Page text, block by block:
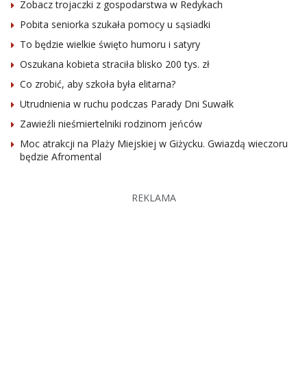
Zobacz trojaczki z gospodarstwa w Redykach
Pobita seniorka szukała pomocy u sąsiadki
To będzie wielkie święto humoru i satyry
Oszukana kobieta straciła blisko 200 tys. zł
Co zrobić, aby szkoła była elitarna?
Utrudnienia w ruchu podczas Parady Dni Suwałk
Zawieźli nieśmiertelniki rodzinom jeńców
Moc atrakcji na Plaży Miejskiej w Giżycku. Gwiazdą wieczoru
będzie Afromental
REKLAMA